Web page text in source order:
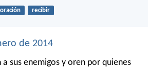
oración recibir
de 2014
a sus enemigos y oren por quienes